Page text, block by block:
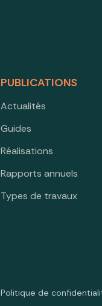
PUBLICATIONS
Actualités
Guides
Réalisations
Rapports annuels
Types de travaux
Politique de